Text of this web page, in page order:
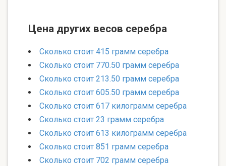
Цена других весов серебра
Сколько стоит 415 грамм серебра
Сколько стоит 770.50 грамм серебра
Сколько стоит 213.50 грамм серебра
Сколько стоит 605.50 грамм серебра
Сколько стоит 617 килограмм серебра
Сколько стоит 23 грамм серебра
Сколько стоит 613 килограмм серебра
Сколько стоит 851 грамм серебра
Сколько стоит 702 грамм серебра